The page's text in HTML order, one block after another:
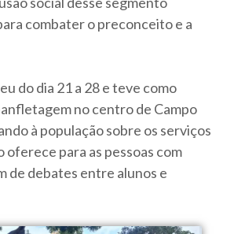
combater o preconceito e a
do dia 21 a 28 e teve como
no centro de Campo
à população sobre os serviços
oferece para as pessoas com
de debates entre alunos e